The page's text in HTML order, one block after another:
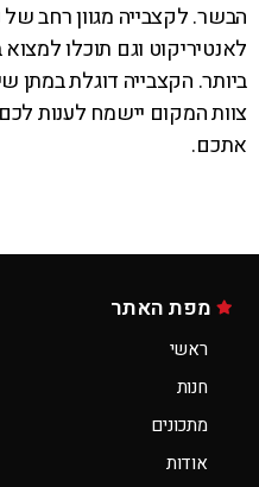
הבשר. לקצבייה מגוון רחב
לאנטיריקוט וגם תוכלו
ביותר. הקצבייה דוגלת במתן
צוות המקום יישמח לענות
אתכם.
מפת האתר
ראשי
חנות
מתכונים
אודות